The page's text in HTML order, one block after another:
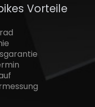
Vorteile